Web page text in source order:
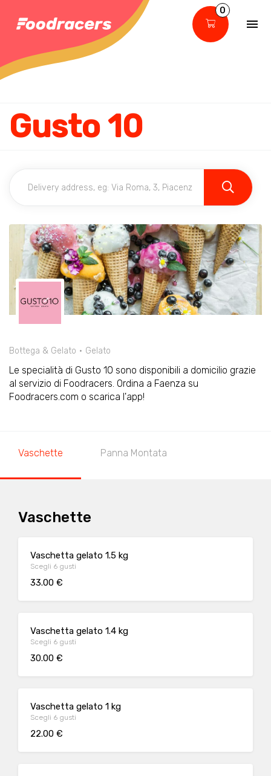
0
Gusto 10
Bottega & Gelato Gelato
Le specialità di Gusto 10 sono disponibili a domicilio grazie
al servizio di Foodracers. Ordina a Faenza su
Foodracers.com o scarica l'app!
Vaschette Panna Montata
Vaschette
Vaschetta gelato 1.5 kg
Scegli 6 gusti
33.00 €
Vaschetta gelato 1.4 kg
Scegli 6 gusti
30.00 €
Vaschetta gelato 1 kg
Scegli 6 gusti
22.00 €